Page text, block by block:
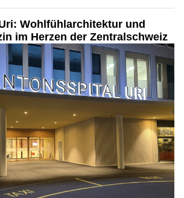
Wohlfühlarchitektur und
im Herzen der Zentralschweiz